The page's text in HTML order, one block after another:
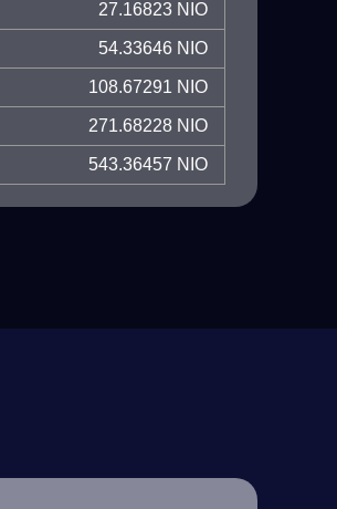
27.16823 NIO
54.33646 NIO
108.67291 NIO
271.68228 NIO
543.36457 NIO